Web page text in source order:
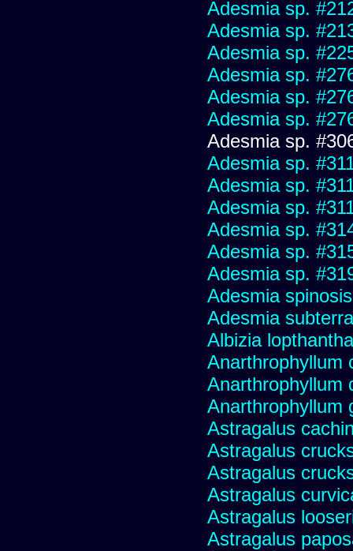
Adesmia sp.
Adesmia sp.
Adesmia sp.
Adesmia sp.
Adesmia sp.
Adesmia sp.
Adesmia sp.
Adesmia sp.
Adesmia sp.
Adesmia sp.
Adesmia sp.
Adesmia sp.
Adesmia sp.
Adesmia
Adesmia
Albizia lopthantha
Anarthrophyllum
Anarthrophyllum
Anarthrophyllum
Astragalus
Astragalus
Astragalus
Astragalus
Astragalus
Astragalus